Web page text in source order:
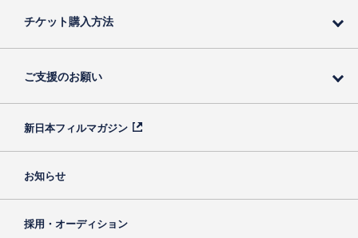
チケット購入方法
ご支援のお願い
新日本フィルマガジン
お知らせ
採用・オーディション